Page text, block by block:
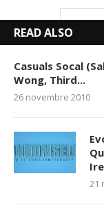
Save
Ce site
utilisées.
READ ALSO
Casuals Socal
Wong, Third...
26 novembre 2010
21